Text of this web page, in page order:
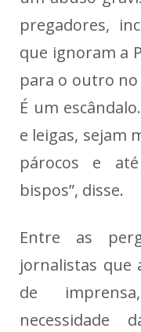
pregadores,
que ignoram a
para o outro
É um
e leigas, sejam
párocos e
bispos”, disse.
Entre as
jornalistas que
de
necessidade